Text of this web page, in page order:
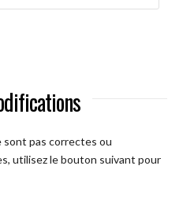
sont pas correctes ou
utilisez le bouton suivant pour